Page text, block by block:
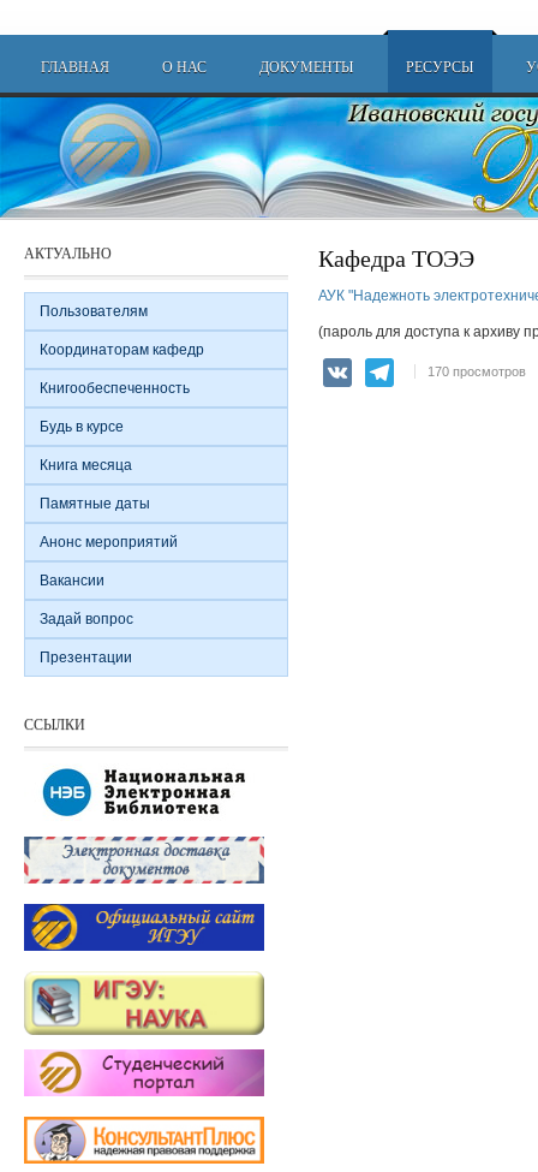
Main menu
ГЛАВНАЯ О НАС ДОКУМЕНТЫ РЕСУРСЫ
Кафедра ТОЭЭ
АУК "Надежноть
(пароль для доступа к архиву
VK Telegram
170 просмотров
АКТУАЛЬНО
Пользователям
Координаторам кафедр
Книгообеспеченность
Будь в курсе
Книга месяца
Памятные даты
Анонс мероприятий
Вакансии
Задай вопрос
Презентации
ССЫЛКИ